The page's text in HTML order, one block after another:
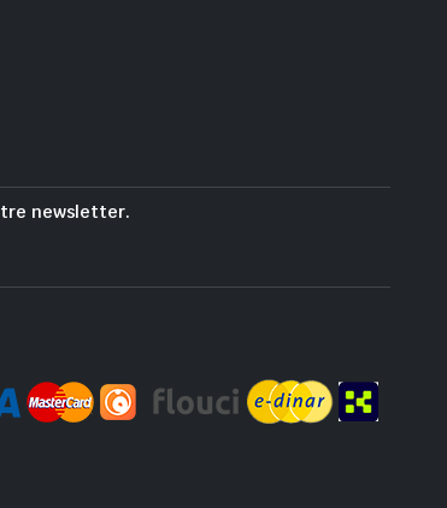
newsletter.